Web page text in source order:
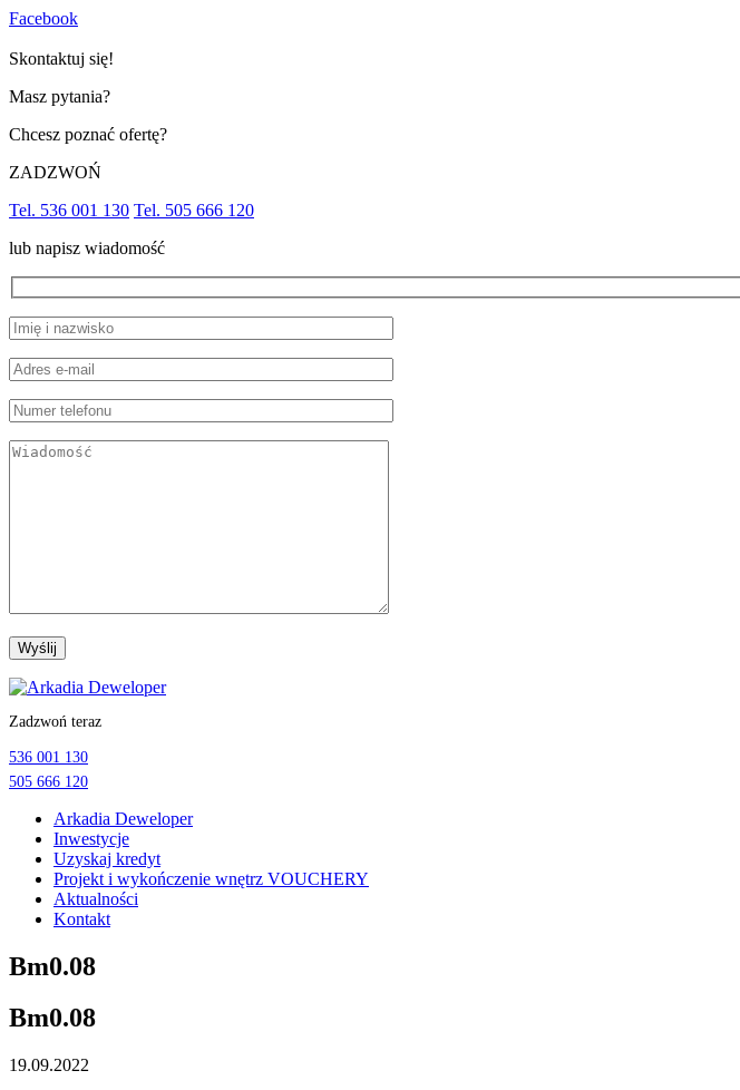
Facebook
Skontaktuj się!
Masz pytania?
Chcesz poznać ofertę?
ZADZWOŃ
Tel. 536 001 130 Tel. 505 666 120
lub napisz wiadomość
Przejdź
treści
Zadzwoń teraz
536 001 130
505 666 120
Arkadia Deweloper
Inwestycje
Uzyskaj kredyt
Projekt i wykończenie wnętrz VOUCHERY
Aktualności
Kontakt
Bm0.08
Bm0.08
19.09.2022